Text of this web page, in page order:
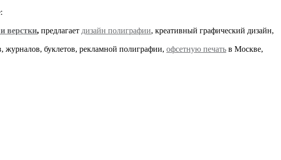
верстки, предлагает дизайн полиграфии, креативный графический дизайн,
журналов, буклетов, рекламной полиграфии, офсетную печать в Москве,